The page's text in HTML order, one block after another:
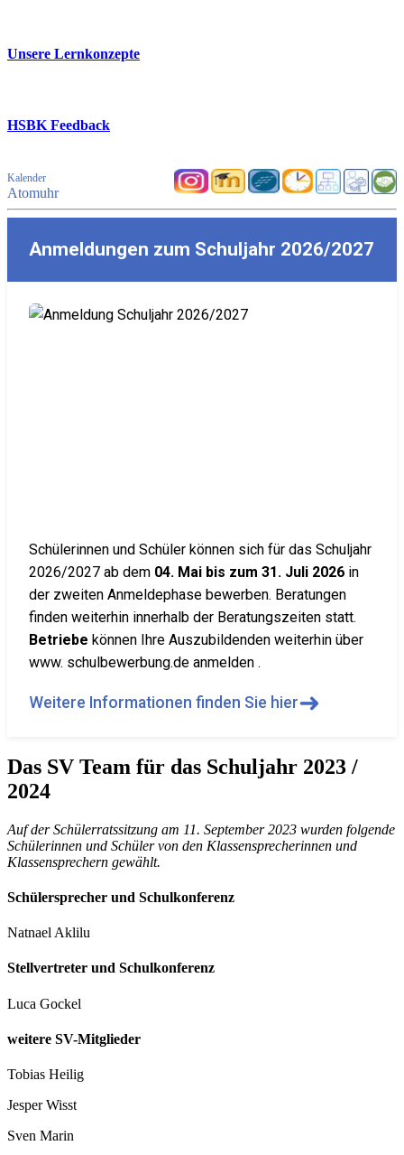
Unsere Lernkonzepte
HSBK Feedback
Kalender
Atomuhr
Anmeldungen zum Schuljahr 2026/2027
Schülerinnen und Schüler können sich für das Schuljahr
2026/2027 ab dem 04. Mai bis zum 31. Juli 2026 in
der zweiten Anmeldephase bewerben. Beratungen
finden weiterhin innerhalb der Beratungszeiten statt.
Betriebe können Ihre Auszubildenden weiterhin über
www. schulbewerbung.de anmelden .
Weitere Informationen finden Sie hier➜
Das SV Team für das Schuljahr 2023 /
2024
Auf der Schülerratssitzung am 11. September 2023 wurden folgende
Schülerinnen und Schüler von den Klassensprecherinnen und
Klassensprechern gewählt.
Schülersprecher und Schulkonferenz
Natnael Aklilu
Stellvertreter und Schulkonferenz
Luca Gockel
weitere SV-Mitglieder
Tobias Heilig
Jesper Wisst
Sven Marin